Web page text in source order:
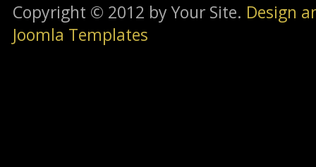
Copyright © 2012 by Your Site. Design
Joomla Templates